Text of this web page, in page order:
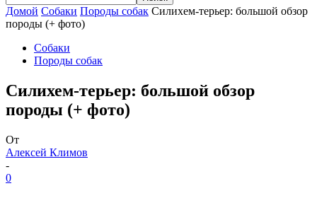
Домой Собаки Породы собак Силихем-терьер: большой обзор
породы (+ фото)
Собаки
Породы собак
Силихем-терьер: большой обзор
породы (+ фото)
От
Алексей Климов
-
0